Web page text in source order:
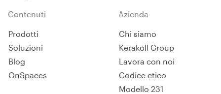
Contenuti
Prodotti
Soluzioni
Blog
OnSpaces
Azienda
Chi siamo
Kerakoll Group
Lavora con noi
Codice etico
Modello 231